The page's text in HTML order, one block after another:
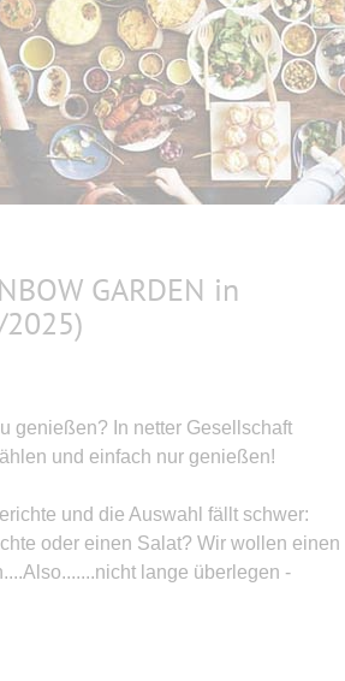
GARDEN in
genießen? In netter Gesellschaft
und einfach nur genießen!
und die Auswahl fällt schwer:
oder einen Salat? Wir wollen einen
lange überlegen -